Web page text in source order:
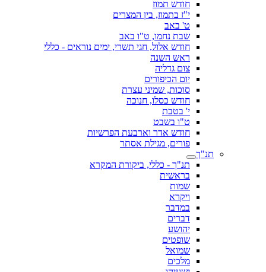
חודש תמוז
י"ז בתמוז, בין המצרים
ט' באב
שבת נחמו, ט"ו באב
חודש אלול, חגי תשרי, ימים נוראים - כללי
ראש השנה
צום גדליה
יום הכיפורים
סוכות, שמיני עצרת
חודש כסלו, חנוכה
י' בטבת
ט"ו בשבט
חודש אדר וארבעת הפרשיות
פורים, מגילת אסתר
תנ"ך
תנ"ך - כללי, ביקורת המקרא
בראשית
שמות
ויקרא
במדבר
דברים
יהושע
שופטים
שמואל
מלכים